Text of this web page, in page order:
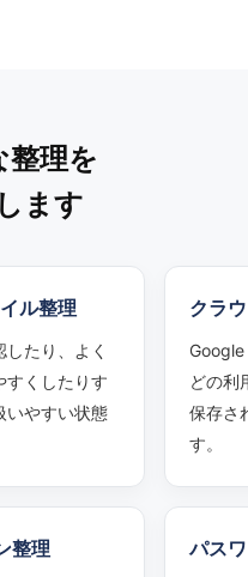
整理を
ます
ル整理
たり、よく
すくしたりす
いやすい状態
クラ
どの利
保存さ
す。
整理 パス